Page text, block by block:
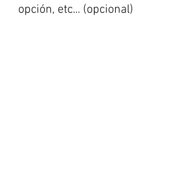
opción, etc... (opcional)